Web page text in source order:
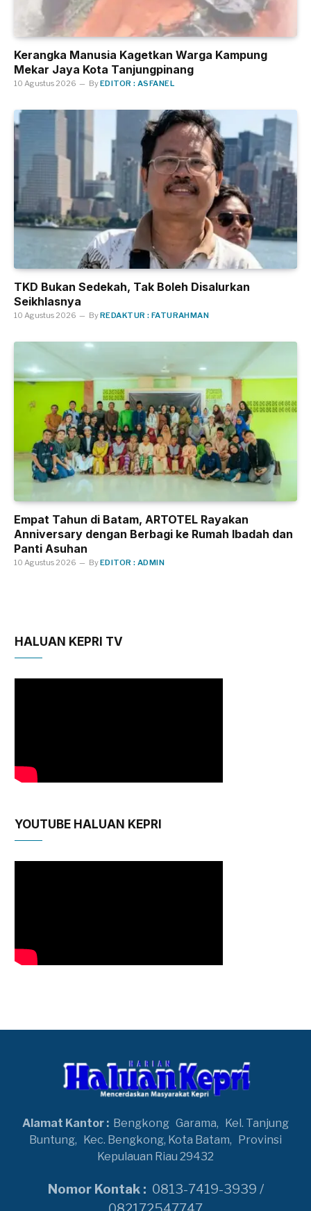
Kerangka Manusia Kagetkan Warga Kampung
Mekar Jaya Kota Tanjungpinang
10 Agustus 2026 ByEDITOR : ASFANEL
TKD Bukan Sedekah, Tak Boleh Disalurkan
Seikhlasnya
10 Agustus 2026 ByREDAKTUR : FATURAHMAN
Empat Tahun di Batam, ARTOTEL Rayakan
Anniversary dengan Berbagi ke Rumah Ibadah dan
Panti Asuhan
10 Agustus 2026 ByEDITOR : ADMIN
HALUAN KEPRI TV
YOUTUBE HALUAN KEPRI
Alamat Kantor : Bengkong Garama,
Kel. Tanjung
Buntung,
Kec. Bengkong, Kota Batam,
Provinsi
Kepulauan Riau 29432
Nomor Kontak : 0813-7419-3939 /